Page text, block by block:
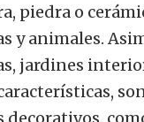
piedra o
y animales.
jardines
decorativos,